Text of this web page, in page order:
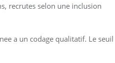
recrutes selon une inclusion
a un codage qualitatif. Le seuil